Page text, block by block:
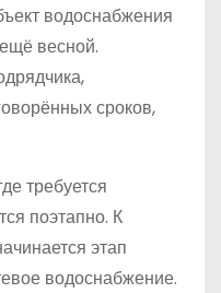
водоснабжения
весной.
сроков,
требуется
поэтапно. К
этап
водоснабжение.